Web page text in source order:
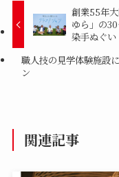
創業55年
ゆら」の
染手ぬぐい
職人技の見学体験施設
ン
関連記事